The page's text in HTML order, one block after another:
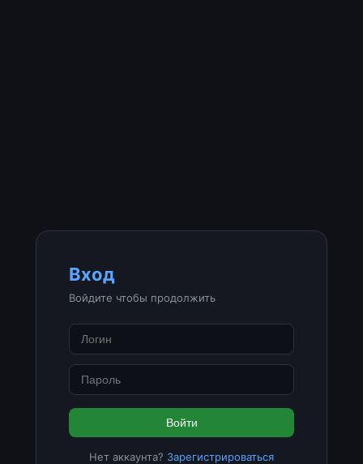
Вход
Войдите чтобы продолжить
Войти
Нет аккаунта? Зарегистрироваться